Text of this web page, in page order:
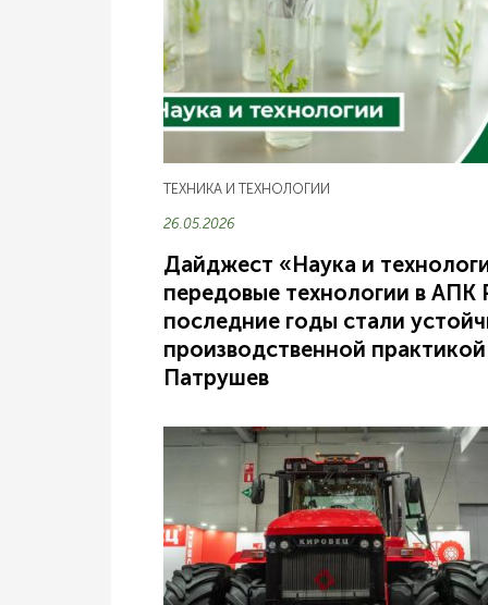
ТЕХНИКА И ТЕХНОЛОГИИ
26.05.2026
Дайджест «Наука и
передовые технологии в АПК
последние годы стали
производственной
Патрушев